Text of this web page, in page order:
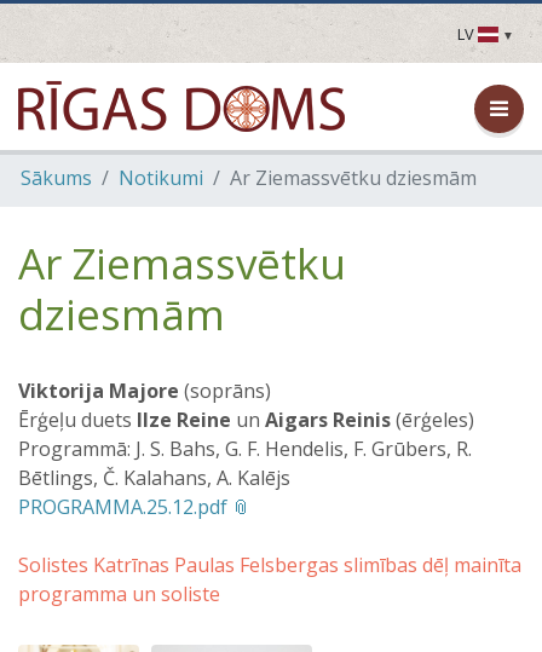
LV
LV
EN
DE
FR
UA
Sākums Notikumi Ar Ziemassvētku dziesmām
Ar Ziemassvētku
dziesmām
Viktorija Majore (soprāns)
Ērģeļu duets Ilze Reine un Aigars Reinis(ērģeles)
Programmā: J. S. Bahs, G. F. Hendelis, F. Grūbers, R.
Bētlings, Č. Kalahans, A. Kalējs
PROGRAMMA.25.12.pdf
Solistes Katrīnas Paulas Felsbergas slimības dēļ mainīta
programma un soliste